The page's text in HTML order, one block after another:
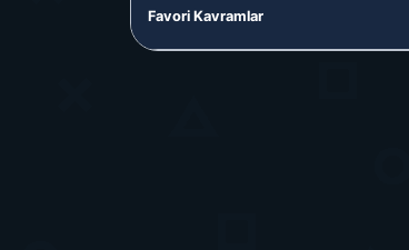
Favori Kavramlar